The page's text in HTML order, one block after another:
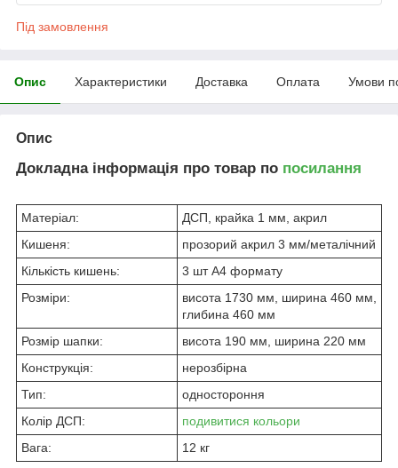
Під замовлення
Опис Характеристики Доставка Оплата Умови
Опис
Докладна інформація про товар по посилання
Матеріал:
ДСП, крайка 1 мм, акрил
Кишеня:
прозорий акрил 3 мм/металічний
Кількість кишень:
3 шт А4 формату
Розміри:
висота 1730 мм, ширина 460 мм,
глибина 460 мм
Розмір шапки:
висота 190 мм, ширина 220 мм
Конструкція:
нерозбірна
Тип:
одностороння
Колір ДСП:
подивитися кольори
Вага:
12 кг